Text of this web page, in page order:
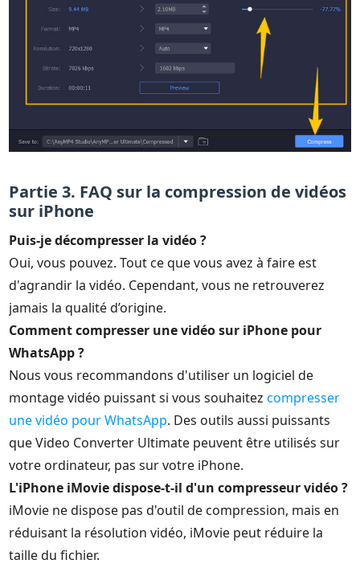
Partie 3. FAQ sur la compression de vidéos
sur iPhone
Puis-je décompresser la vidéo ?
Oui, vous pouvez. Tout ce que vous avez à faire est
d'agrandir la vidéo. Cependant, vous ne retrouverez
jamais la qualité d’origine.
Comment compresser une vidéo sur iPhone pour
WhatsApp ?
Nous vous recommandons d'utiliser un logiciel de
montage vidéo puissant si vous souhaitezcompresser
une vidéo pour WhatsApp. Des outils aussi puissants
que Video Converter Ultimate peuvent être utilisés sur
votre ordinateur, pas sur votre iPhone.
L'iPhone iMovie dispose-t-il d'un compresseur vidéo ?
iMovie ne dispose pas d'outil de compression, mais en
réduisant la résolution vidéo, iMovie peut réduire la
taille du fichier.